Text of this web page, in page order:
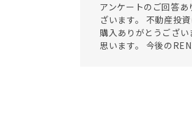
アンケートのご回答
ざいます。 不動産投
購入ありがとうござ
思います。 今後の